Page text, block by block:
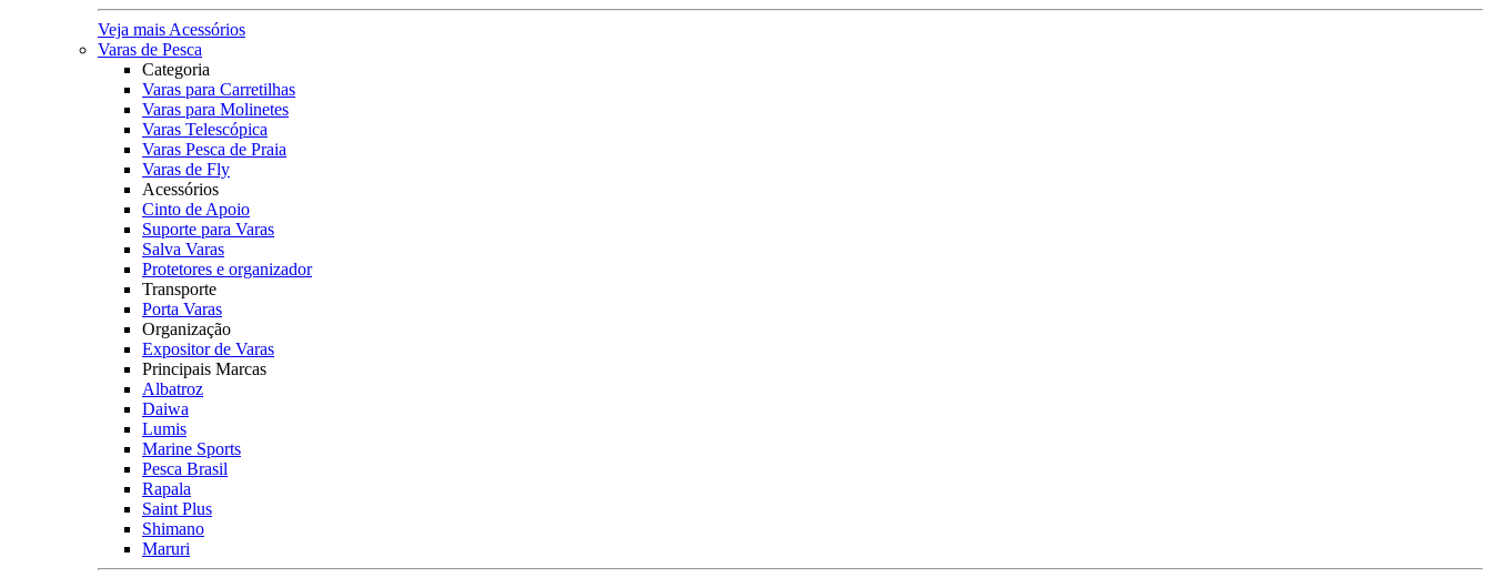
Veja mais Acessórios
Varas de Pesca
Categoria
Varas para Carretilhas
Varas para Molinetes
Varas Telescópica
Varas Pesca de Praia
Varas de Fly
Acessórios
Cinto de Apoio
Suporte para Varas
Salva Varas
Protetores e organizador
Transporte
Porta Varas
Organização
Expositor de Varas
Principais Marcas
Albatroz
Daiwa
Lumis
Marine Sports
Pesca Brasil
Rapala
Saint Plus
Shimano
Maruri